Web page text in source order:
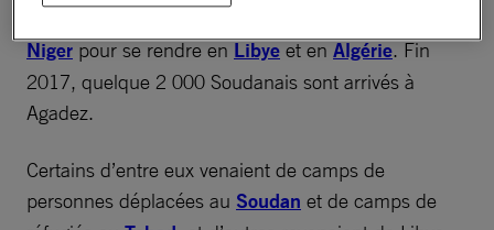
Nigerpour se rendre enLibyeet enAlgérie. Fin
2017, quelque 2 000 Soudanais sont arrivés à
Agadez.
Certains d’entre eux venaient de camps de
personnes déplacées au Soudan et de camps de